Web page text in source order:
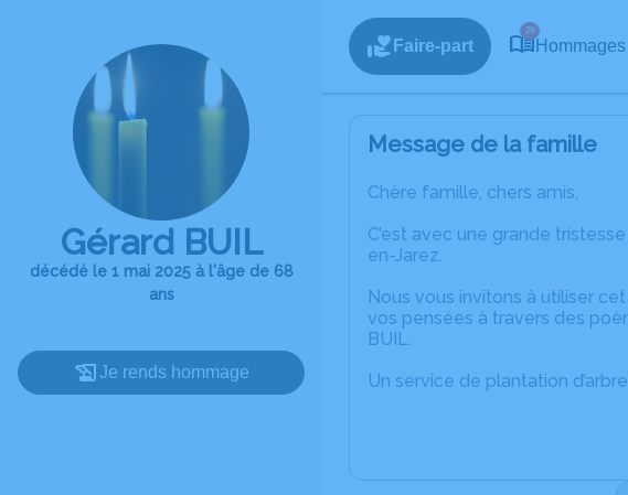
Gérard BUIL
décédé le 1 mai 2025 à l'âge de 68
ans
Je rends hommage
Faire-part
29
Hommages
Message de la famille
Chère famille, chers amis,
C’est avec une grande
en-Jarez.
Nous vous invitons à utiliser
vos pensées à travers des
BUIL.
Un service de plantation